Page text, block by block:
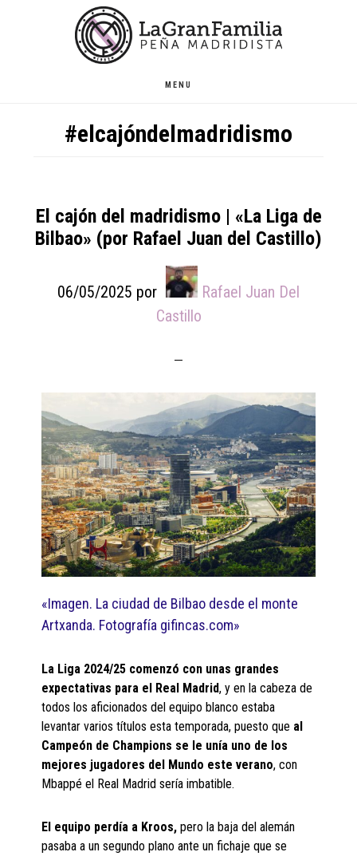
MENU
#elcajóndelmadridismo
El cajón del madridismo | «La Liga de
Bilbao» (por Rafael Juan del Castillo)
06/05/2025 por
Rafael Juan Del
Castillo
«Imagen. La ciudad de Bilbao desde el monte
Artxanda. Fotografía gifincas.com»
La Liga 2024/25 comenzó con unas grandes
expectativas para el Real Madrid, y en la cabeza de
todos los aficionados del equipo blanco estaba
levantar varios títulos esta temporada, puesto que al
Campeón de Champions se le unía uno de los
mejores jugadores del Mundo este verano, con
Mbappé el Real Madrid sería imbatible.
El equipo perdía a Kroos, pero la baja del alemán
pasaba a un segundo plano ante un fichaje que se